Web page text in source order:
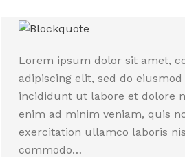
Lorem ipsum dolor sit amet,
adipiscing elit, sed do
incididunt ut labore et dolore
enim ad minim veniam, quis
exercitation ullamco laboris
commodo…